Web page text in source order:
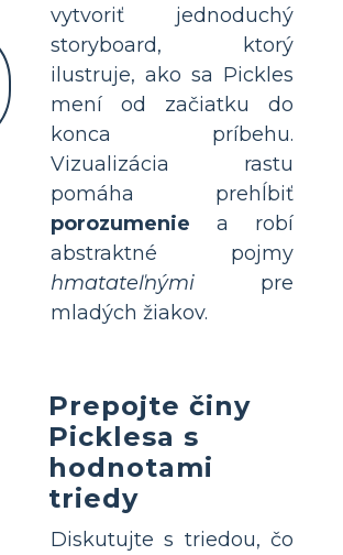
vytvoriť jednoduchý
storyboard, ktorý
ilustruje, ako sa Pickles
mení od začiatku do
konca príbehu.
Vizualizácia rastu
pomáha prehĺbiť
porozumenie a robí
abstraktné pojmy
hmatateľnými pre
mladých žiakov.
Prepojte činy
Picklesa s
hodnotami
triedy
Diskutujte s triedou, čo